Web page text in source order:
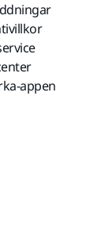
appen